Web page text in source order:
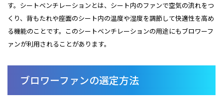
す。シートベンチレーションとは、シート内のファンで空気の流れをつ
くり、背もたれや座面のシート内の温度や湿度を調節して快適性を高め
る機能のことです。このシートベンチレーションの用途にもブロワーフ
ァンが利用されることがあります。
ブロワーファンの選定方法